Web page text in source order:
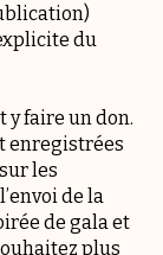
du
y faire un don.
enregistrées
les
de la
de gala et
plus